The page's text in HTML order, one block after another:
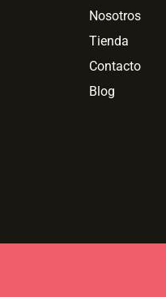
Nosotros
Tienda
Contacto
Blog